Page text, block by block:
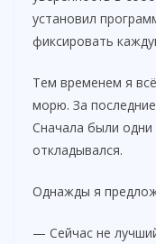
установил
фиксировать
Тем временем я
морю. За
Сначала были одни
откладывался.
Однажды я
— Сейчас не